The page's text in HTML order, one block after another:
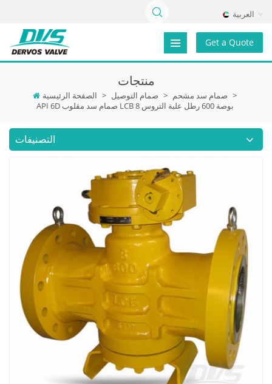
العربية
Get a Quote
منتجات
الصفحة الرئيسية > صمام التوصيل > صمام سد مشحم >
API 6D صمام سد مقلوب LCB 8 بوصة 600 رطل علبة التروس
التصنيفات